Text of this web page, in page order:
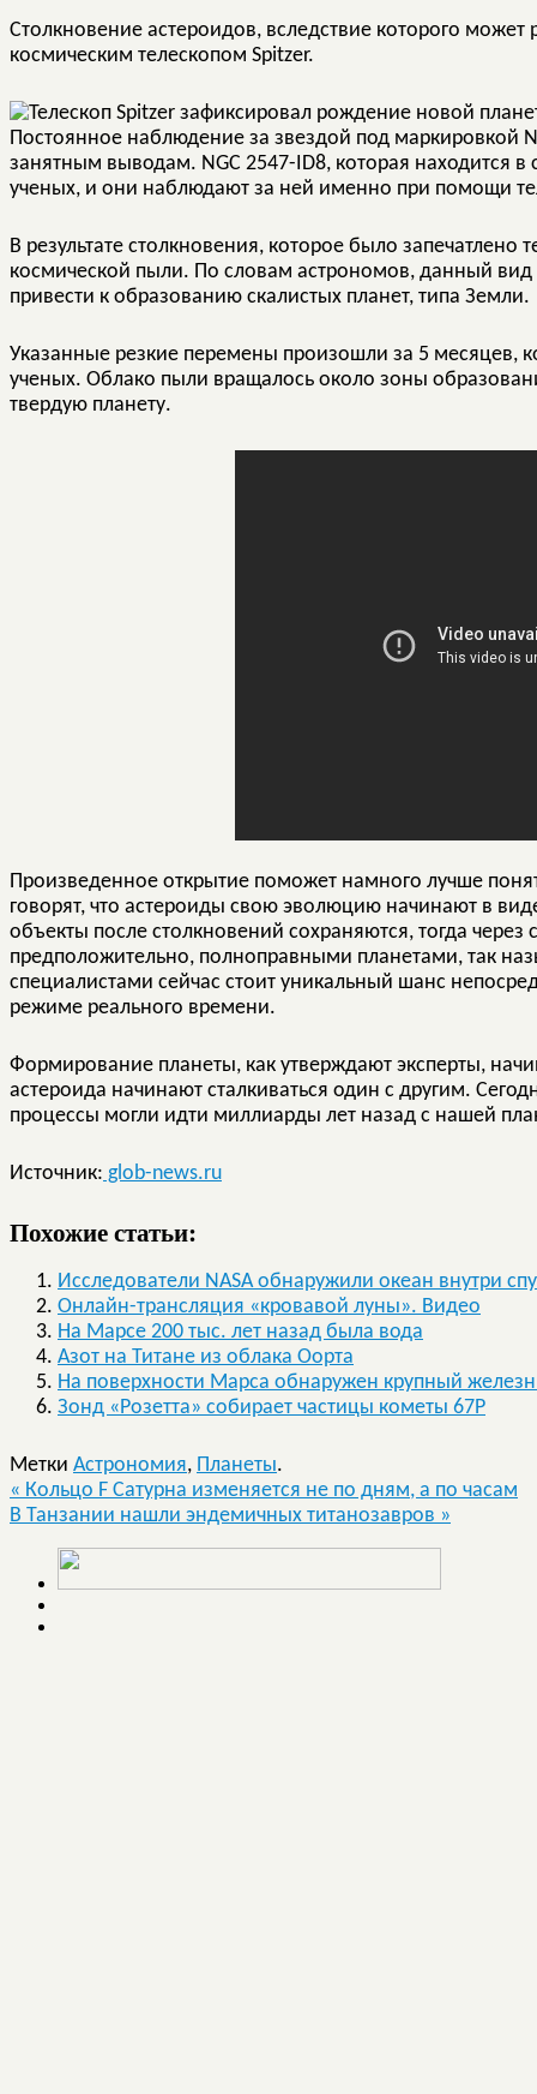
Столкновение астероидов, вследствие которого может
космическим телескопом Spitzer.
Постоянное наблюдение за звездой под маркировкой
занятным выводам. NGC 2547-ID8, которая находится
ученых, и они наблюдают за ней именно при помощи
В результате столкновения, которое было
космической пыли. По словам астрономов, данный
привести к образованию скалистых планет, типа Земли.
Указанные резкие перемены произошли за 5 месяцев,
ученых. Облако пыли вращалось около зоны
твердую планету.
Произведенное открытие поможет намного лучше
говорят, что астероиды свою эволюцию начинают в
объекты после столкновений сохраняются, тогда через
предположительно, полноправными планетами, так
специалистами сейчас стоит уникальный шанс
режиме реального времени.
Формирование планеты, как утверждают эксперты,
астероида начинают сталкиваться один с другим.
процессы могли идти миллиарды лет назад с нашей
Источник: glob-news.ru
Похожие статьи:
Исследователи NASA обнаружили океан внутри
Онлайн-трансляция «кровавой луны». Видео
На Марсе 200 тыс. лет назад была вода
Азот на Титане из облака Оорта
На поверхности Марса обнаружен крупный
Зонд «Розетта» собирает частицы кометы 67P
Метки Астрономия, Планеты.
« Кольцо F Сатурна изменяется не по дням, а по часам
В Танзании нашли эндемичных титанозавров »